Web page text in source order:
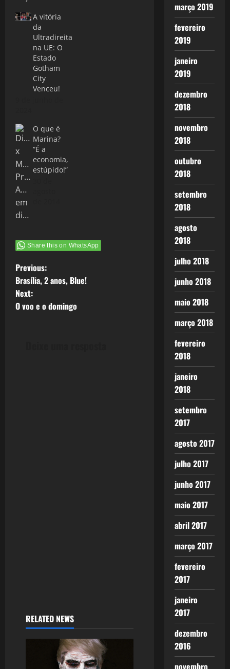
A vitória
da
Ultradireita
na UE: O
Estado
Gotham
City
Venceu!
O que é
Marina?
“É a
economia,
estúpido!”
Share this on WhatsApp
P
o
s
Previous:
Brasília, 2 anos, Blue!
Next:
O voo e o domingo
RELATED NEWS
março 2019
fevereiro
2019
janeiro
2019
dezembro
2018
novembro
2018
outubro
2018
setembro
2018
agosto
2018
julho 2018
junho 2018
maio 2018
março 2018
fevereiro
2018
janeiro
2018
setembro
2017
agosto 2017
julho 2017
junho 2017
maio 2017
abril 2017
março 2017
fevereiro
2017
janeiro
2017
dezembro
2016
novembro